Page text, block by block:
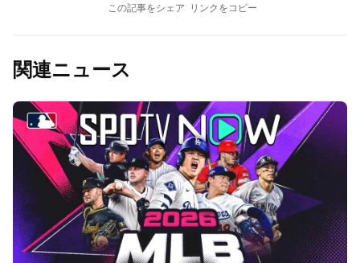
この記事をシェア リンクをコピー
関連ニュース